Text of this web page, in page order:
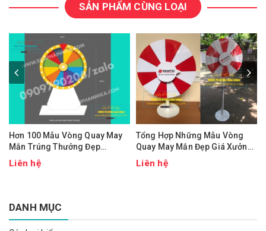
SẢN PHẨM CÙNG LOẠI
Hơn 100 Mẫu Vòng Quay May
Mắn Trúng Thưởng Đẹp
TPHCM
Liên hệ
Tổng Hợp Những Mẫu Vòng
Quay May Mắn Đẹp Giá Xưởng
TPHCM
Liên hệ
DANH MỤC